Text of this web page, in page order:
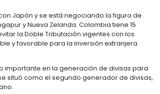
DE CONSUMO
del mundo (49,3 millones de
numerosa.
el 30,6% de la población
en en el país; además se